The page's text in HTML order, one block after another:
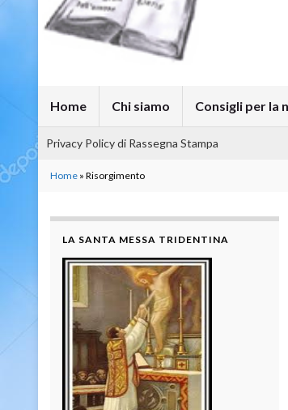
Home Chi siamo Consigli per la
Privacy Policy di Rassegna Stampa
Home » Risorgimento
LA SANTA MESSA TRIDENTINA